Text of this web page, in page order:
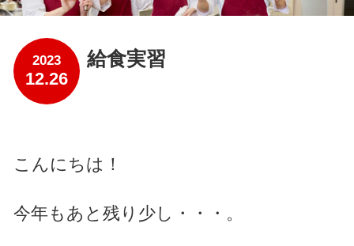
2023
12.26
給食実習
こんにちは！
今年もあと残り少し・・・。